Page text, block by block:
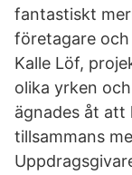
fantastiskt
företagare
Kalle Löf,
olika yrken
ägnades åt att
tillsammans